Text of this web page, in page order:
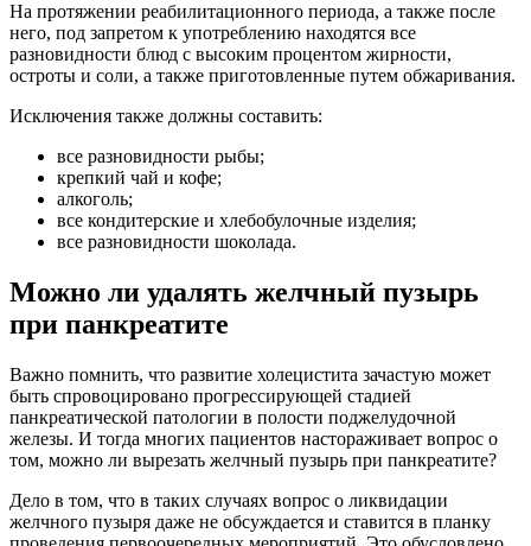
На протяжении реабилитационного периода, а также после
него, под запретом к употреблению находятся все
разновидности блюд с высоким процентом жирности,
остроты и соли, а также приготовленные путем обжаривания.
Исключения также должны составить:
все разновидности рыбы;
крепкий чай и кофе;
алкоголь;
все кондитерские и хлебобулочные изделия;
все разновидности шоколада.
Можно ли удалять желчный пузырь
при панкреатите
Важно помнить, что развитие холецистита зачастую может
быть спровоцировано прогрессирующей стадией
панкреатической патологии в полости поджелудочной
железы. И тогда многих пациентов настораживает вопрос о
том, можно ли вырезать желчный пузырь при панкреатите?
Дело в том, что в таких случаях вопрос о ликвидации
желчного пузыря даже не обсуждается и ставится в планку